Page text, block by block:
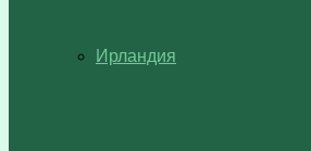
Ирландия